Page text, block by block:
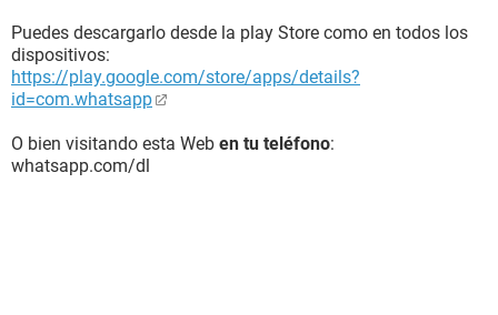
Puedes descargarlo desde la play Store como en todos los
dispositivos:
https://play.google.com/store/apps/details?
id=com.whatsapp
O bien visitando esta Web en tu teléfono:
whatsapp.com/dl